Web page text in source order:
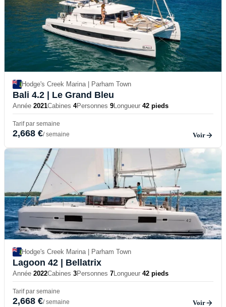
Hodge's Creek Marina | Parham Town
Bali 4.2 | Le Grand Bleu
Année 2021Cabines 4Personnes 9Longueur 42 pieds
Tarif par semaine
2,668 €/ semaine Voir
Hodge's Creek Marina | Parham Town
Lagoon 42 | Bellatrix
Année 2022Cabines 3Personnes 7Longueur 42 pieds
Tarif par semaine
2,668 €/ semaine Voir